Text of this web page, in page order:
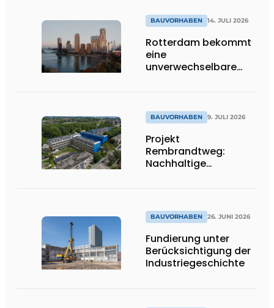
BAUVORHABEN 14. JULI 2026
Rotterdam bekommt
eine
unverwechselbare
BAUVORHABEN 9. JULI 2026
Projekt
Rembrandtweg:
Nachhaltige
Haustechnik
BAUVORHABEN 26. JUNI 2026
Fundierung unter
Berücksichtigung der
Industriegeschichte